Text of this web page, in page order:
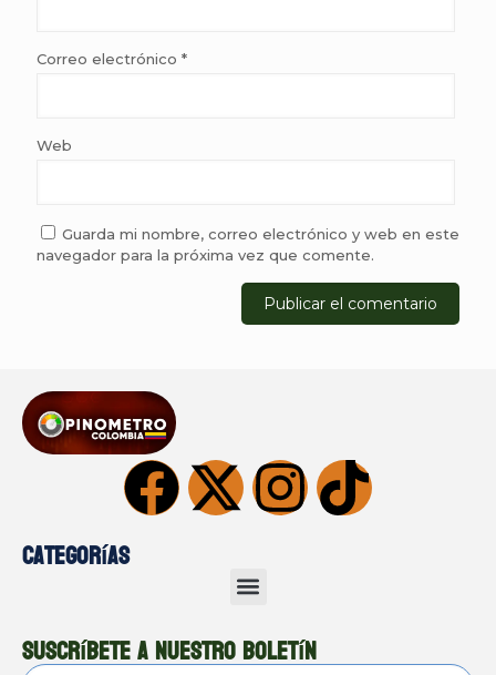
Correo electrónico *
Web
Guarda mi nombre, correo electrónico y web en este
navegador para la próxima vez que comente.
Categorías
Suscríbete a nuestro boletín